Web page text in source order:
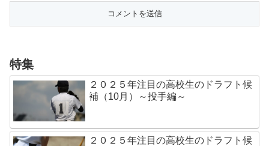
特集
２０２５年注目の高校生のドラフト候
補（10月）～投手編～
２０２５年注目の高校生のドラフト候